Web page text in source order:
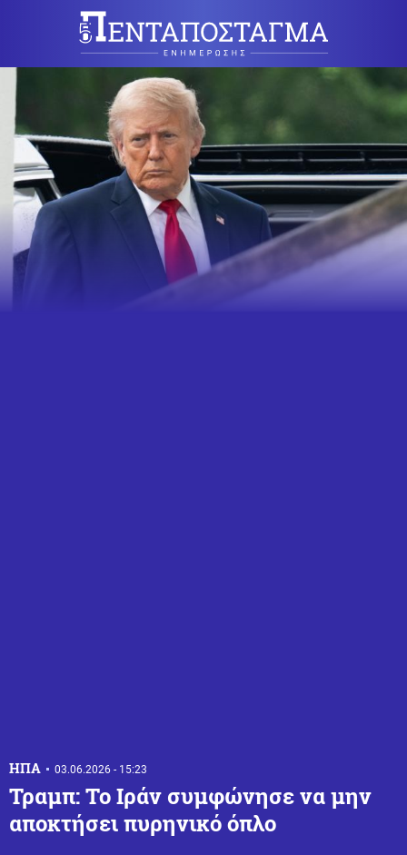
ΗΠΑ 03.06.2026 - 15:23
Τραμπ: Το Ιράν συμφώνησε να μην
αποκτήσει πυρηνικό όπλο